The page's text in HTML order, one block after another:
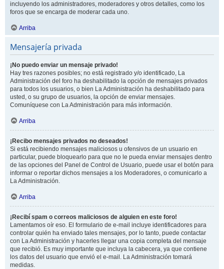
incluyendo los administradores, moderadores y otros detalles, como los
foros que se encarga de moderar cada uno.
Arriba
Mensajería privada
¡No puedo enviar un mensaje privado!
Hay tres razones posibles; no está registrado y/o identificado, La
Administración del foro ha deshabilitado la opción de mensajes privados
para todos los usuarios, o bien La Administración ha deshabilitado para
usted, o su grupo de usuarios, la opción de enviar mensajes.
Comuníquese con La Administración para más información.
Arriba
¡Recibo mensajes privados no deseados!
Si está recibiendo mensajes maliciosos u ofensivos de un usuario en
particular, puede bloquearlo para que no le pueda enviar mensajes dentro
de las opciones del Panel de Control de Usuario, puede usar el botón para
informar o reportar dichos mensajes a los Moderadores, o comunicarlo a
La Administración.
Arriba
¡Recibí spam o correos maliciosos de alguien en este foro!
Lamentamos oír eso. El formulario de e-mail incluye identificadores para
controlar quién ha enviado tales mensajes, por lo tanto, puede contactar
con La Administración y hacerles llegar una copia completa del mensaje
que recibió. Es muy importante que incluya la cabecera, ya que contiene
los datos del usuario que envió el e-mail. La Administración tomará
medidas.